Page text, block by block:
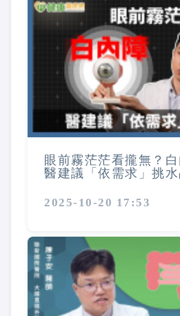
眼前霧茫茫看攏無？白
醫建議「依需求」挑
2025-10-20 17:53